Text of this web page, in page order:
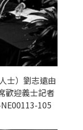
士）劉志遠由
歡迎義士記者
105